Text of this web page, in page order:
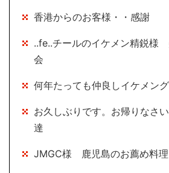
香港からのお客様・・感謝
..fe..チールのイケメン精鋭様
会
何年たっても仲良しイケメン
お久しぶりです。お帰りなさ
達
JMGC様 鹿児島のお薦め料